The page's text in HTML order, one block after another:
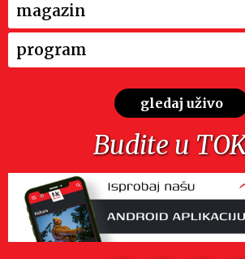
magazin
program
gledaj uživo
Budite u